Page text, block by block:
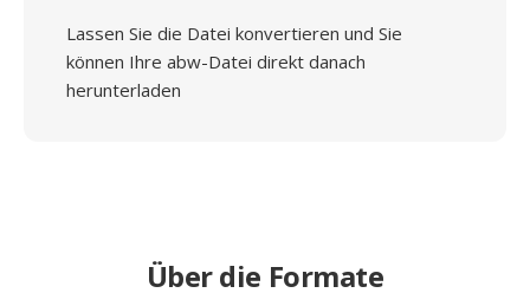
Lassen Sie die Datei konvertieren und Sie
können Ihre abw-Datei direkt danach
herunterladen
Über die Formate